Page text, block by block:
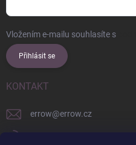
Vložením e-mailu souhlasíte s
Přihlásit se
KONTAKT
errow@errow.cz